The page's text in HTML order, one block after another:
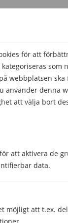
för att
kategoriseras
webbplatsen
använder denna
att välja bort
att aktivera de
data.
möjligt att t.ex.
114 52 Stockholm
Org nr: 556851-2321